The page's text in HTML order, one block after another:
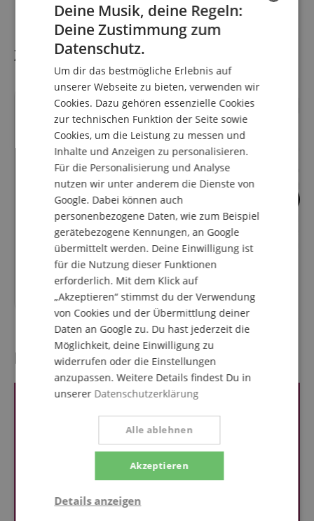
Zubehör
9
GHS FastFret Pflegemittel für
Saiteninstrumente
10,80
53
Classic Cantabile
Gitarrenständer
Akustikgitarren
Kundenbewertungen
FRENCH
SPANISH
Deine Musik, deine Regeln:
Deine Zustimmung zum
Datenschutz.
Um dir das bestmögliche Erlebnis auf
unserer Webseite zu bieten, verwenden wir
Cookies. Dazu gehören essenzielle Cookies
zur technischen Funktion der Seite sowie
Cookies, um die Leistung zu messen und
Inhalte und Anzeigen zu personalisieren.
Für die Personalisierung und Analyse
nutzen wir unter anderem die Dienste von
Google. Dabei können auch
personenbezogene Daten, wie zum Beispiel
gerätebezogene Kennungen, an Google
übermittelt werden. Deine Einwilligung ist
für die Nutzung dieser Funktionen
erforderlich. Mit dem Klick auf
„Akzeptieren“ stimmst du der Verwendung
von Cookies und der Übermittlung deiner
Daten an Google zu. Du hast jederzeit die
Möglichkeit, deine Einwilligung zu
widerrufen oder die Einstellungen
anzupassen. Weitere Details findest Du in
unserer Datenschutzerklärung
Akzeptieren
Alle ablehnen
Details anzeigen